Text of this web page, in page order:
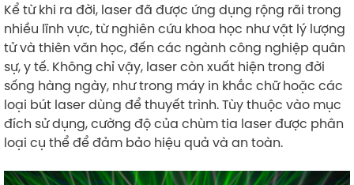
Kể từ khi ra đời, laser đã được ứng dụng rộng rãi trong
nhiều lĩnh vực, từ nghiên cứu khoa học như vật lý lượng
tử và thiên văn học, đến các ngành công nghiệp quân
sự, y tế. Không chỉ vậy, laser còn xuất hiện trong đời
sống hàng ngày, như trong máy in khắc chữ hoặc các
loại bút laser dùng để thuyết trình. Tùy thuộc vào mục
đích sử dụng, cường độ của chùm tia laser được phân
loại cụ thể để đảm bảo hiệu quả và an toàn.